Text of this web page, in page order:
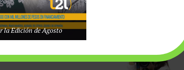
global en
2026
la Edición de Agosto